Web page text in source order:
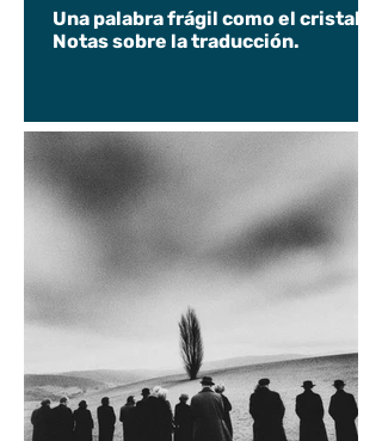
Una palabra frágil como el cristal.
Notas sobre la traducción.